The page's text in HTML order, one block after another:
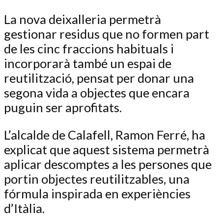
La nova deixalleria permetrà
gestionar residus que no formen part
de les cinc fraccions habituals i
incorporarà també un espai de
reutilització, pensat per donar una
segona vida a objectes que encara
puguin ser aprofitats.
L’alcalde de Calafell, Ramon Ferré, ha
explicat que aquest sistema permetrà
aplicar descomptes a les persones que
portin objectes reutilitzables, una
fórmula inspirada en experiències
d’Itàlia.